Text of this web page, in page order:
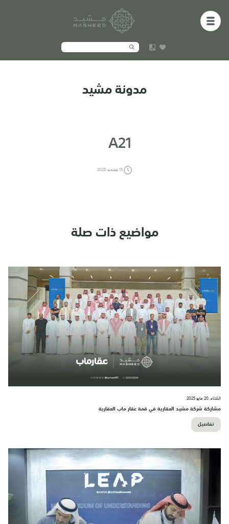
مدونة مشيد
A21
15 نوفمبر، 2025
مواضيع ذات صلة
الثلاثاء, 20 مايو 2025
مشاركة شركة مشيد العقارية في قمة عقار ماب العقارية
تفاصيل